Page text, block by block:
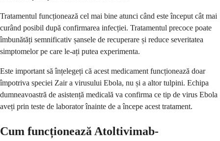
Tratamentul funcționează cel mai bine atunci când este început cât mai
curând posibil după confirmarea infecției. Tratamentul precoce poate
îmbunătăți semnificativ șansele de recuperare și reduce severitatea
simptomelor pe care le-ați putea experimenta.
Este important să înțelegeți că acest medicament funcționează doar
împotriva speciei Zair a virusului Ebola, nu și a altor tulpini. Echipa
dumneavoastră de asistență medicală va confirma ce tip de virus Ebola
aveți prin teste de laborator înainte de a începe acest tratament.
Cum funcționează Atoltivimab-